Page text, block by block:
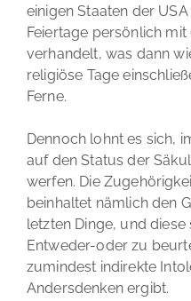
einigen Staaten der
Feiertage persönlich
verhandelt, was dann
religiöse Tage
Ferne.
Dennoch lohnt es sich,
auf den Status der
werfen. Die
beinhaltet nämlich den
letzten Dinge, und
Entweder-oder zu
zumindest indirekte
Andersdenken ergibt.